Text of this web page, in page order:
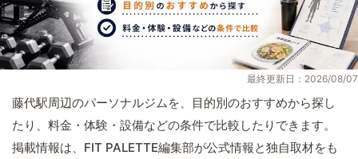
最終更新日：2026/08/07
藤代駅周辺のパーソナルジムを、目的別のおすすめから探し
たり、料金・体験・設備などの条件で比較したりできます。
掲載情報は、FIT PALETTE編集部が公式情報と独自取材をも